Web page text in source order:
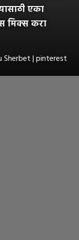
एका
मिक्स करा
Sherbet | pinterest